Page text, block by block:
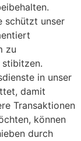
schützt unser
zu
in unser
damit
Transaktionen
können
durch